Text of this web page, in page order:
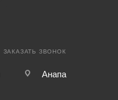
ЗАКАЗАТЬ ЗВОНОК
Анапа